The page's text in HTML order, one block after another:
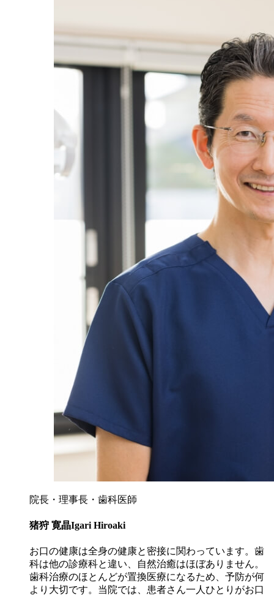
院長・理事長・歯科医師
猪狩 寛晶Igari Hiroaki
お口の健康は全身の健康と密接に関わっています。歯
科は他の診療科と違い、自然治癒はほぼありません。
歯科治療のほとんどが置換医療になるため、予防が何
より大切です。当院では、患者さん一人ひとりがお口